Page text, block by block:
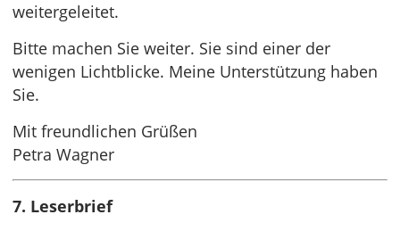
weitergeleitet.
Bitte machen Sie weiter. Sie sind einer der
wenigen Lichtblicke. Meine Unterstützung haben
Sie.
Mit freundlichen Grüßen
Petra Wagner
7. Leserbrief